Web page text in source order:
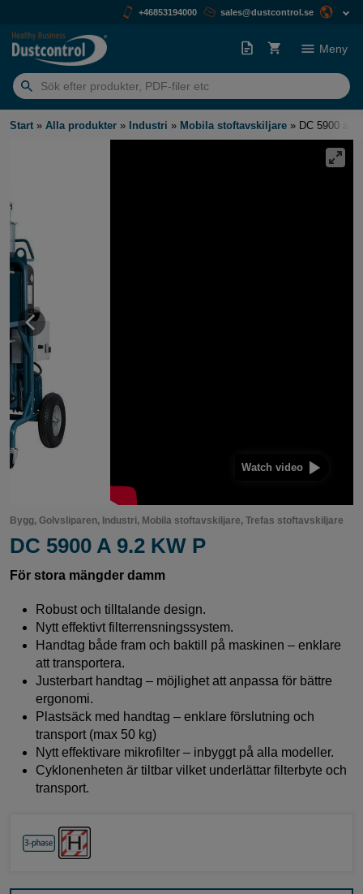
+46853194000 sales@dustcontrol.se
Sök
efter:
Meny
Start » Alla produkter » Industri » Mobila stoftavskiljare » DC 5900 a
Watch video
Bygg, Golvsliparen, Industri, Mobila stoftavskiljare, Trefas stoftavskiljare
DC 5900 A 9.2 KW P
För stora mängder damm
Robust och tilltalande design.
Nytt effektivt filterrensningssystem.
Handtag både fram och baktill på maskinen – enklare
att transportera.
Justerbart handtag – möjlighet att anpassa för bättre
ergonomi.
Plastsäck med handtag – enklare förslutning och
transport (max 50 kg)
Nytt effektivare mikrofilter – inbyggt på alla modeller.
Cyklonenheten är tiltbar vilket underlättar filterbyte och
transport.